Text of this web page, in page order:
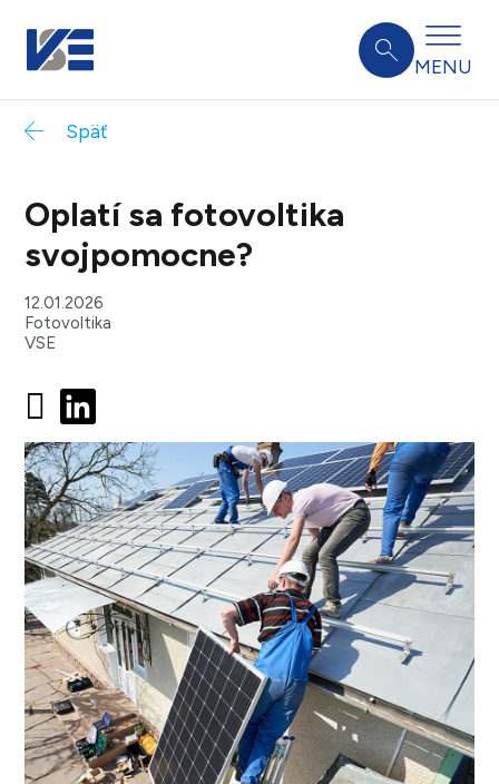
MENU
Späť
Oplatí sa fotovoltika
svojpomocne?
12.01.2026
Fotovoltika
VSE